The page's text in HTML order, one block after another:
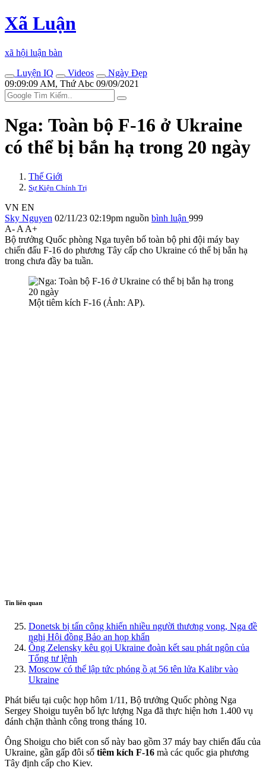
Xã Luận
xã hội luận bàn
Luyện IQ
Videos
Ngày Đẹp
09:09:09 AM, Thứ Abc 09/09/2021
Nga: Toàn bộ F-16 ở Ukraine
có thể bị bắn hạ trong 20 ngày
Thế Giới
Sự Kiện Chính Trị
VN EN
Sky Nguyen 02/11/23 02:19pm nguồn bình luận 999
A- A A+
Bộ trưởng Quốc phòng Nga tuyên bố toàn bộ phi đội máy bay
chiến đấu F-16 do phương Tây cấp cho Ukraine có thể bị bắn hạ
trong chưa đầy ba tuần.
Một tiêm kích F-16 (Ảnh: AP).
Tin liên quan
Donetsk bị tấn công khiến nhiều người thương vong, Nga đề
nghị Hội đồng Bảo an họp khẩn
Ông Zelensky kêu gọi Ukraine đoàn kết sau phát ngôn của
Tổng tư lệnh
Moscow có thể lập tức phóng ồ ạt 56 tên lửa Kalibr vào
Ukraine
Phát biểu tại cuộc họp hôm 1/11, Bộ trưởng Quốc phòng Nga
Sergey Shoigu tuyên bố lực lượng Nga đã thực hiện hơn 1.400 vụ
đánh chặn thành công trong tháng 10.
Ông Shoigu cho biết con số này bao gồm 37 máy bay chiến đấu của
Ukraine, gần gấp đôi số tiêm kích F-16 mà các quốc gia phương
Tây định cấp cho Kiev.